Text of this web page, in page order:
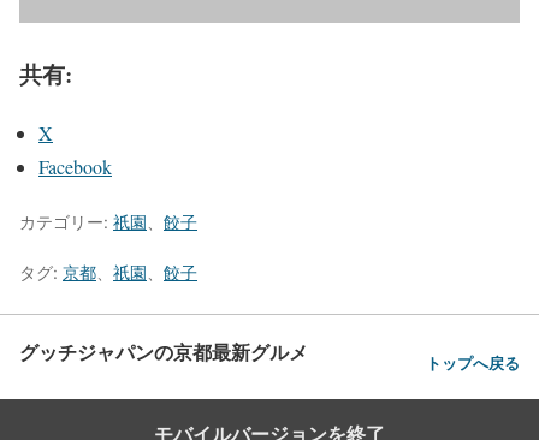
共有:
X
Facebook
カテゴリー: 祇園 餃子
タグ: 京都 祇園 餃子
グッチジャパンの京都最新グルメ トップへ戻る
モバイルバージョンを終了